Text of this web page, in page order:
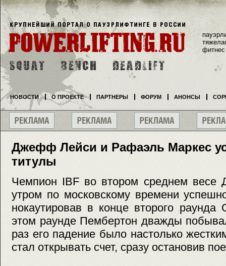
Джефф Лейси и Рафаэль Маркес
титулы
Чемпион IBF во втором среднем весе
утром по московскому времени
нокаутировав в конце второго
этом раунде Пембертон дважды
раз его падение было настолько
стал открывать счет, сразу остановив
фитнес
НОВОСТИ О ПРОЕКТЕ ПАРТНЕРЫ ФОРУМ АНОНСЫ